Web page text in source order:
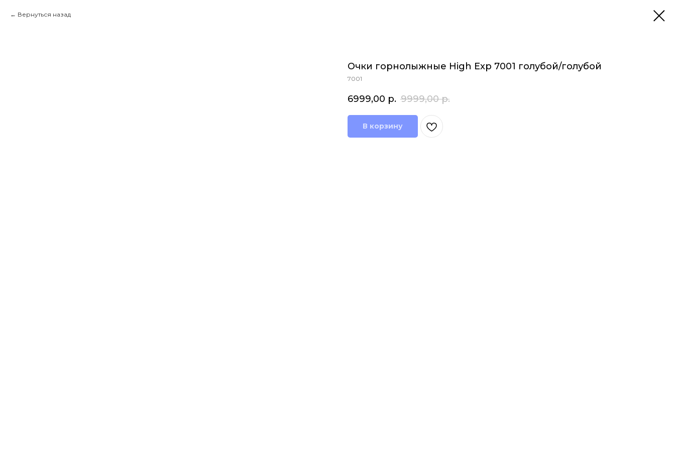
Вернуться назад
Очки горнолыжные High Exp 7001 голубой/голубой
7001
6999,00 р. 9999,00 р.
В корзину